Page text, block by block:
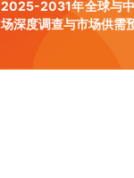
2025-2031年全球与
场深度调查与市场供需